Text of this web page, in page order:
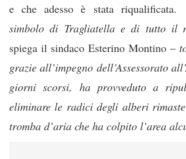
e che adesso è stata riqualificata.
simbolo di Tragliatella e di tutto il
spiega il sindaco Esterino Montino –
grazie all’impegno dell’Assessorato
giorni scorsi, ha provveduto a
eliminare le radici degli alberi
tromba d’aria che ha colpito l’area